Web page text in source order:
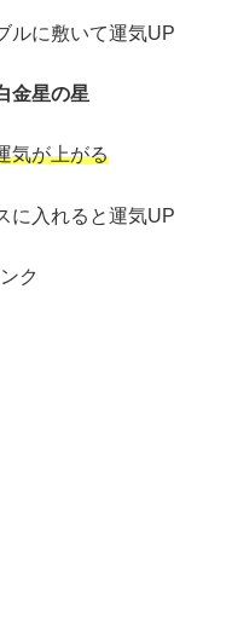
ルに敷いて運気UP
金星の星
気が上がる
に入れると運気UP
ク